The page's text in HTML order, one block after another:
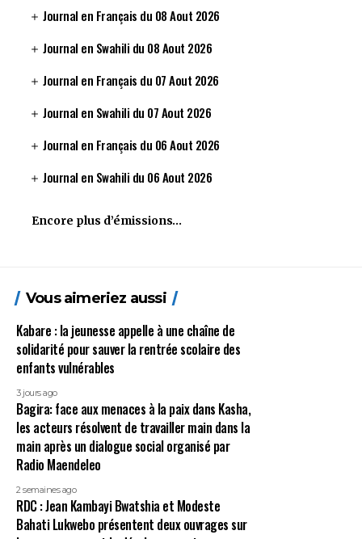
Journal en Français du 08 Aout 2026
Journal en Swahili du 08 Aout 2026
Journal en Français du 07 Aout 2026
Journal en Swahili du 07 Aout 2026
Journal en Français du 06 Aout 2026
Journal en Swahili du 06 Aout 2026
Encore plus d’émissions…
Vous aimeriez aussi
Kabare : la jeunesse appelle à une chaîne de
solidarité pour sauver la rentrée scolaire des
enfants vulnérables
3 jours ago
Bagira: face aux menaces à la paix dans Kasha,
les acteurs résolvent de travailler main dans la
main après un dialogue social organisé par
Radio Maendeleo
2 semaines ago
RDC : Jean Kambayi Bwatshia et Modeste
Bahati Lukwebo présentent deux ouvrages sur